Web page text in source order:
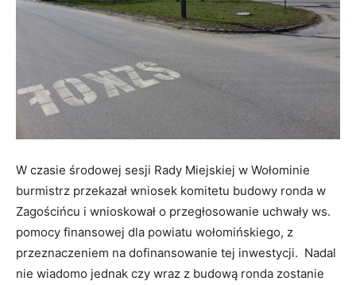
W czasie środowej sesji Rady Miejskiej w Wołominie
burmistrz przekazał wniosek komitetu budowy ronda w
Zagościńcu i wnioskował o przegłosowanie uchwały ws.
pomocy finansowej dla powiatu wołomińskiego, z
przeznaczeniem na dofinansowanie tej inwestycji. Nadal
nie wiadomo jednak czy wraz z budową ronda zostanie